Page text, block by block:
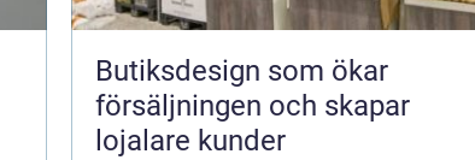
Butiksdesign som ökar
försäljningen och skapar
lojalare kunder